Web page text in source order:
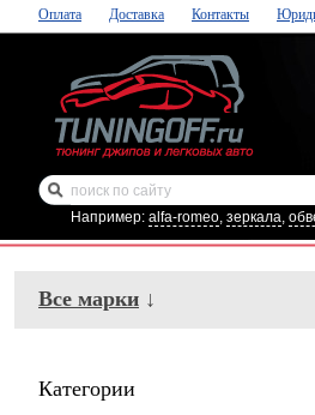
Оплата Доставка Контакты
Например: alfa-romeo, зеркала,
Все марки ↓
Категории